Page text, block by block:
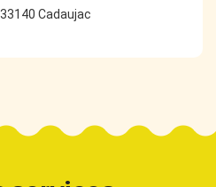
Cadaujac